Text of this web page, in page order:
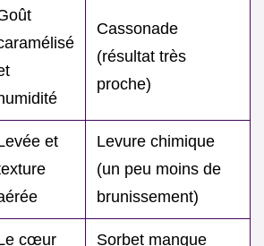
Cassonade
(résultat très
proche)
et
Levure chimique
(un peu moins de
brunissement)
cœur
Sorbet mangue